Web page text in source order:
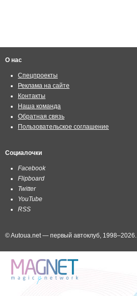
О нас
Спецпроекты
Реклама на сайте
Контакты
Наша команда
Обратная связь
Пользовательское соглашение
Социалочки
Facebook
Flipboard
Twitter
YouTube
RSS
© Autoua.net — первый автоклуб, 1998–2026.